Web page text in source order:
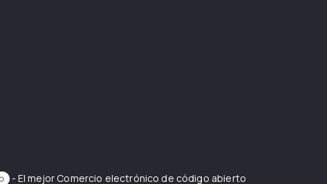
- El mejor Comercio electrónico de código abierto